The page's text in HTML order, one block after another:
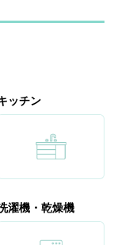
ッチン
濯機・乾燥機